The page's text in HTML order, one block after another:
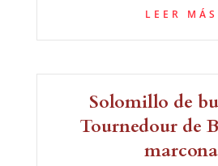
LEER MÁS
Solomillo de
Tournedour de
marcona